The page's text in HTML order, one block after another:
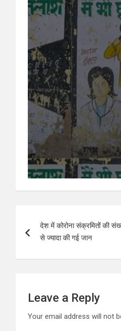
navigation
देश में कोरोना संक्रमितों की
से ज्यादा की गई जान
Leave a Reply
Your email address will not